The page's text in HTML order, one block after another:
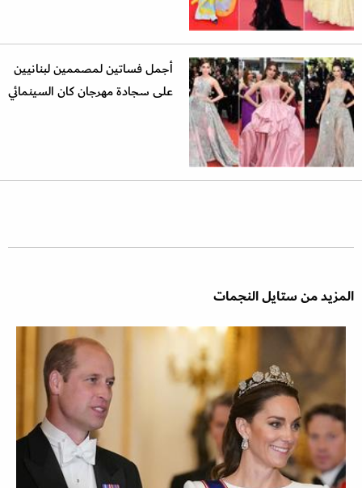
أجمل فساتين لمصممين لبنانيين
على سجادة مهرجان كان السينمائي
المزيد من ستايل النجمات